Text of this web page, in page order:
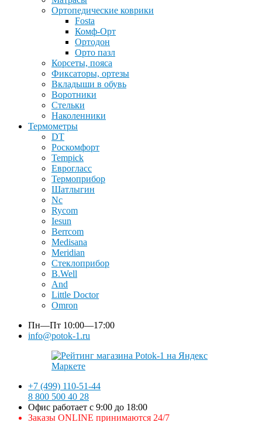
Ортопедические коврики
Fosta
Комф-Орт
Ортодон
Орто пазл
Корсеты, пояса
Фиксаторы, ортезы
Вкладыши в обувь
Воротники
Стельки
Наколенники
Термометры
DT
Роскомфорт
Tempick
Еврогласс
Термоприбор
Шатлыгин
Nc
Rycom
Iesun
Berrcom
Medisana
Meridian
Стеклоприбор
B.Well
And
Little Doctor
Omron
Пн—Пт 10:00—17:00
info@potok-1.ru
+7 (499) 110-51-44
8 800 500 40 28
Офис работает с 9:00 до 18:00
Заказы ONLINE принимаются 24/7